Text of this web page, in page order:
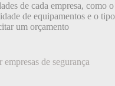
de cada empresa, como o
de equipamentos e o tipo
um orçamento
de segurança